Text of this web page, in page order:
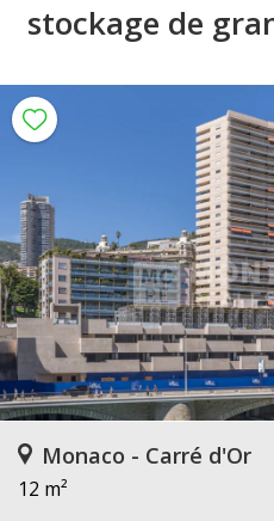
stockage de
Monaco - Carré d'Or
12 m²